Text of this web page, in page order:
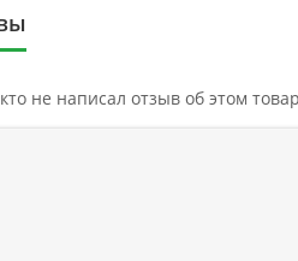
не написал отзыв об этом